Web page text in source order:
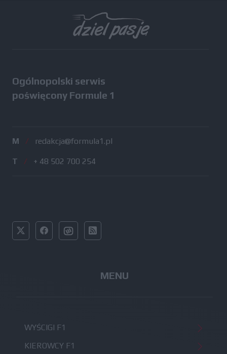
Ogólnopolski serwis
poświęcony Formule 1
M / redakcja@formula1.pl
T / + 48 502 700 254
MENU
WYŚCIGI F1
KIEROWCY F1